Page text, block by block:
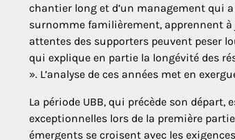
chantier long et d’un management qui
surnomme familièrement, apprennent à
attentes des supporters peuvent peser
qui explique en partie la longévité des
». L’analyse de ces années met en
La période UBB, qui précède son
exceptionnelles lors de la première
émergents se croisent avec les